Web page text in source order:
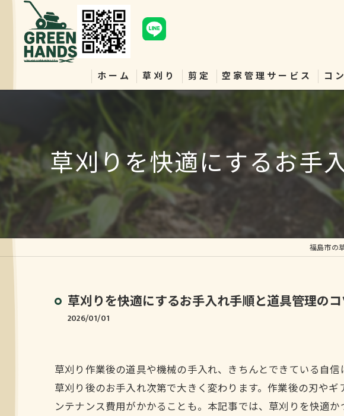
ホーム 草刈り 剪定 空家管理サービス コ
草刈りを快適にするお手
福島市の
草刈りを快適にするお手入れ手順と道具管理の
2026/01/01
草刈り作業後の道具や機械の手入れ、きちんとできている自
草刈り後のお手入れ次第で大きく変わります。作業後の刃や
ンテナンス費用がかかることも。本記事では、草刈りを快適